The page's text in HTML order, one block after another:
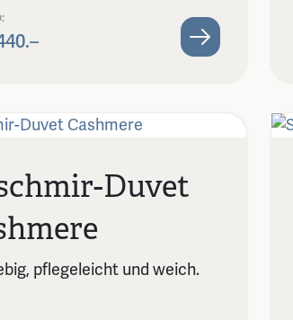
Duvet
pflegeleicht und weich.